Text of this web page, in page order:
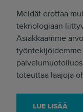
Meidät erottaa
teknologiaan
Asiakkaamme
toteuttaa laajoja
LUE LISÄÄ